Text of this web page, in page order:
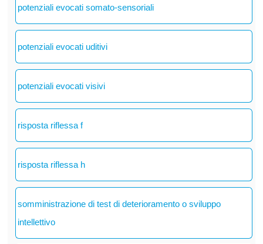
potenziali evocati somato-sensoriali
potenziali evocati uditivi
potenziali evocati visivi
risposta riflessa f
risposta riflessa h
somministrazione di test di deterioramento o sviluppo
intellettivo